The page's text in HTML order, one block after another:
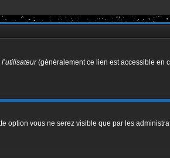
(généralement ce lien est accessible en
option vous ne serez visible que par les